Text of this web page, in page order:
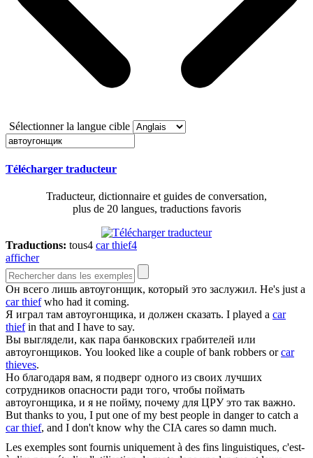
Sélectionner la langue cible
Télécharger traducteur
Traducteur, dictionnaire et guides de conversation,
plus de 20 langues, traductions favoris
Traductions: tous4 car thief4
afficher
Он всего лишь автоугонщик, который это заслужил. He's just a
car thiefwho had it coming.
Я играл там автоугонщика, и должен сказать. I played a car
thiefin that and I have to say.
Вы выглядели, как пара банковских грабителей или
автоугонщиков. You looked like a couple of bank robbers orcar
thieves.
Но благодаря вам, я подверг одного из своих лучших
сотрудников опасности ради того, чтобы поймать
автоугонщика, и я не пойму, почему для ЦРУ это так важно.
But thanks to you, I put one of my best people in danger to catch a
car thief, and I don't know why the CIA cares so damn much.
Les exemples sont fournis uniquement à des fins linguistiques, c'est-